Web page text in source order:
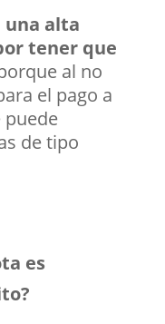
una alta
tener que
al no
el pago a
puede
de tipo
es